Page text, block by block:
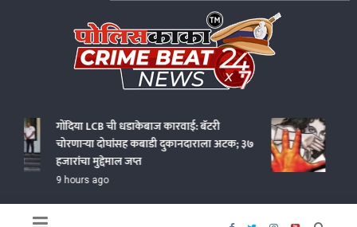
गोंदिया LCB ची धडाकेबाज कारवाई: बॅटरी
चोरणाऱ्या दोघांसह कबाडी दुकानदाराला अटक; ३७
हजारांचा मुद्देमाल जप्त
9 hours ago